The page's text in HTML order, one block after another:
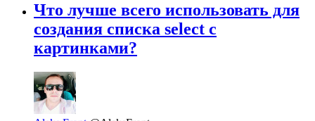
Что лучше всего использовать для
создания списка select с
картинками?